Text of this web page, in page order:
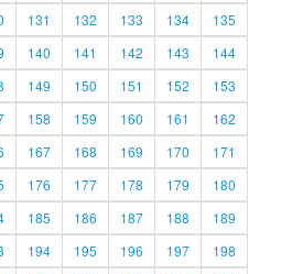
131 132 133 134
135
140 141 142 143
144
149 150 151 152
153
158 159 160 161
162
167 168 169 170
171
176 177 178 179
180
185 186 187 188
189
194 195 196 197
198